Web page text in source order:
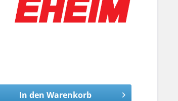
In den Warenkorb